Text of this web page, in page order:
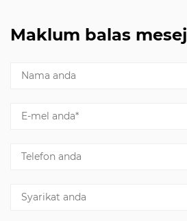
Maklum balas mesej